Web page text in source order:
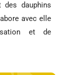
dauphins
avec elle
et de